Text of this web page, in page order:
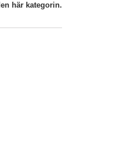
här kategorin.